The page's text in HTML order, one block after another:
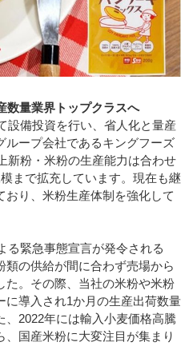
数量業界トップクラスへ
設備投資を行い、省人化と量産
ループ会社であるキングフーズ
新粉・米粉の生産能力は合わせ
まで拡充しています。現在も継
り、米粉生産体制を強化して
る緊急事態宣言が発令される
類の供給が間に合わず売場から
た。その際、当社の米粉や米粉
に導入され1か月の生産出荷数量
2022年には輸入小麦価格高騰
国産米粉に大変注目が集まり